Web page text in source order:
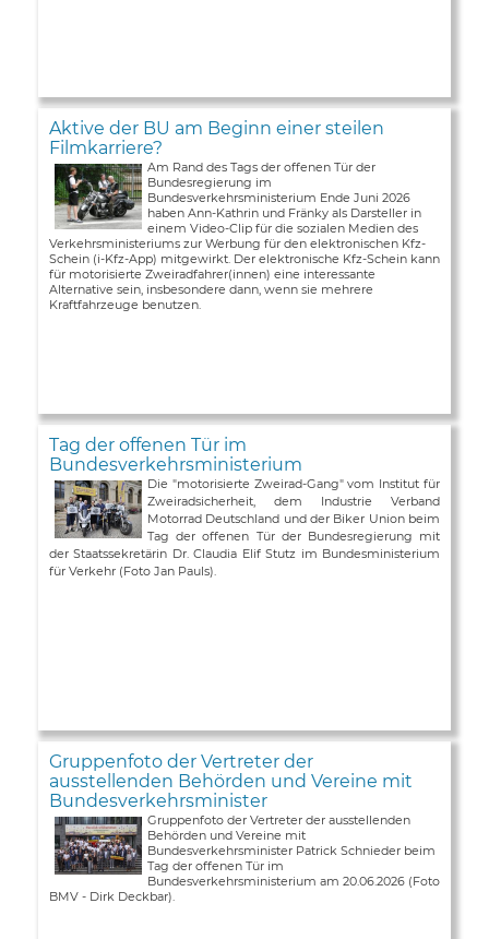
Aktive der BU am Beginn einer steilen
Filmkarriere?
Am Rand des Tags der offenen Tür der
Bundesregierung im
Bundesverkehrsministerium Ende Juni 2026
haben Ann-Kathrin und Fränky als Darsteller in
einem Video-Clip für die sozialen Medien des
Verkehrsministeriums zur Werbung für den elektronischen Kfz-
Schein (i-Kfz-App) mitgewirkt. Der elektronische Kfz-Schein kann
für motorisierte Zweiradfahrer(innen) eine interessante
Alternative sein, insbesondere dann, wenn sie mehrere
Kraftfahrzeuge benutzen.
Tag der offenen Tür im
Bundesverkehrsministerium
Die "motorisierte Zweirad-Gang" vom Institut für
Zweiradsicherheit, dem Industrie Verband
Motorrad Deutschland und der Biker Union beim
Tag der offenen Tür der Bundesregierung mit
der Staatssekretärin Dr. Claudia Elif Stutz im Bundesministerium
für Verkehr (Foto Jan Pauls).
Gruppenfoto der Vertreter der
ausstellenden Behörden und Vereine mit
Bundesverkehrsminister
Gruppenfoto der Vertreter der ausstellenden
Behörden und Vereine mit
Bundesverkehrsminister Patrick Schnieder beim
Tag der offenen Tür im
Bundesverkehrsministerium am 20.06.2026 (Foto
BMV - Dirk Deckbar).